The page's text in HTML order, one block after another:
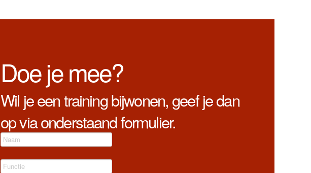
Doe je mee?
Wil je een training bijwonen, geef je dan
op via onderstaand formulier.